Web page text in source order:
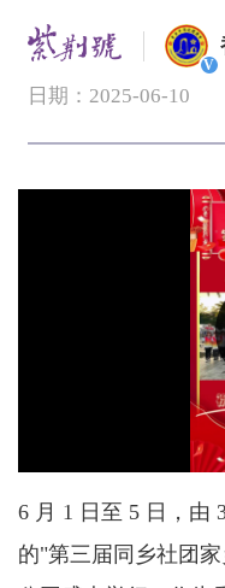
V
日期：2025-06-10
6 月 1 日至 5 日，由
的"第三届同乡社团